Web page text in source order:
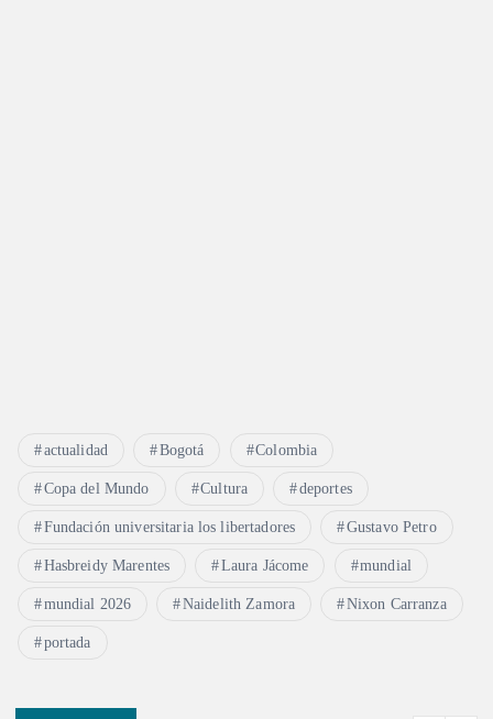
actualidad Bogotá Colombia
Copa del Mundo Cultura deportes
Fundación universitaria los libertadores Gustavo Petro
Hasbreidy Marentes Laura Jácome mundial
mundial 2026 Naidelith Zamora Nixon Carranza
portada